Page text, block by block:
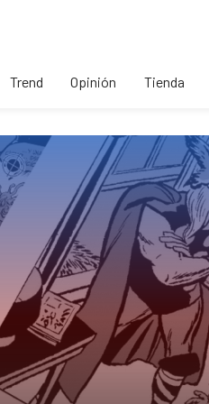
Trend Opinión Tienda